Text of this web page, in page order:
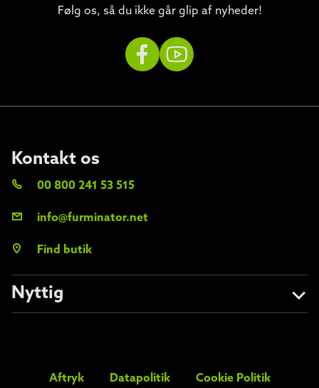
Følg os, så du ikke går glip af nyheder!
Nyttig
Kontakt os
00 800 241 53 515
info@furminator.net
Find butik
Aftryk Datapolitik Cookie Politik